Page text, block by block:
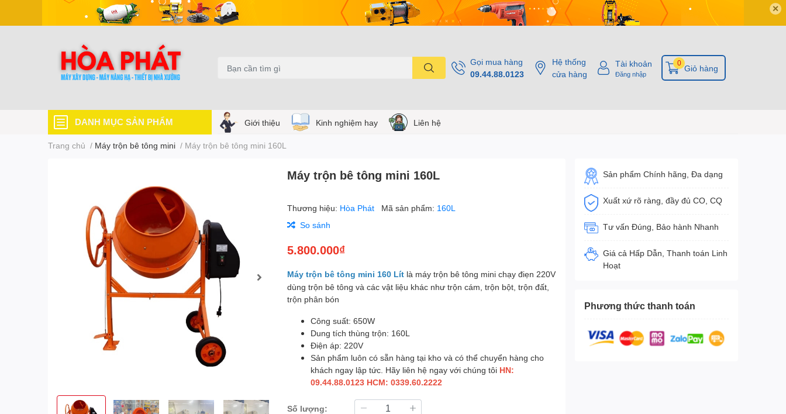
✕
Gọi mua hàng
09.44.88.0123
Hệ thống
cửa hàng
Tài khoản
Đăng nhập
Giỏ hàng
0
DANH MỤC SẢN PHẨM Giới thiệu Kinh nghiệm hay Liên hệ
Trang chủ / Máy trộn bê tông mini / Máy trộn bê tông mini 160L
Máy trộn bê tông mini 160L
Thương hiệu: Hòa Phát Mã sản phẩm: 160L
So sánh
5.800.000₫
Máy trộn bê tông mini 160 Lít là máy trộn bê tông mini chạy điẹn 220V
dùng trộn bê tông và các vật liệu khác như trộn cám, trộn bột, trộn đất,
trộn phân bón
Công suất: 650W
Dung tích thùng trộn: 160L
Điện áp: 220V
Sản phẩm luôn có sẵn hàng tại kho và có thể chuyển hàng cho
khách ngay lập tức. Hãy liên hệ ngay với chúng tôi HN:
09.44.88.0123 HCM: 0339.60.2222
Số lượng:
Sản phẩm Chính hãng, Đa dạng
Xuất xứ rõ ràng, đầy đủ CO, CQ
Tư vấn Đúng, Bảo hành Nhanh
Giá cả Hấp Dẫn, Thanh toán Linh
Hoạt
Phương thức thanh toán